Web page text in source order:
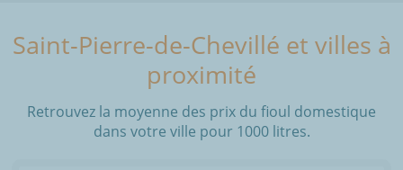
Saint-Pierre-de-Chevillé et villes à
proximité
Retrouvez la moyenne des prix du fioul domestique
dans votre ville pour 1000 litres.